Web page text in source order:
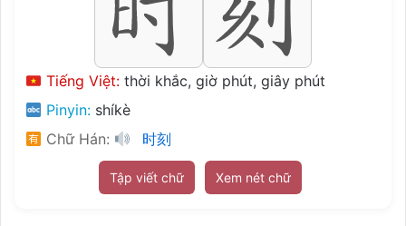
Tiếng Việt: thời khắc, giờ phút, giây phút
Pinyin: shíkè
Chữ Hán:
时刻
Tập viết chữ Xem nét chữ